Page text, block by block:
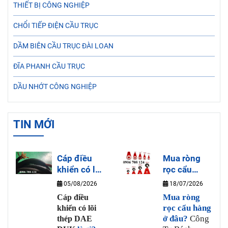
THIẾT BỊ CÔNG NGHIỆP
CHỔI TIẾP ĐIỆN CẦU TRỤC
DẦM BIÊN CẦU TRỤC ĐÀI LOAN
ĐĨA PHANH CẦU TRỤC
DẦU NHỚT CÔNG NGHIỆP
TIN MỚI
Cáp điều
khiển có lõi
thép DAE
DUK là gì?
05/08/2026
Cáp điều
khiển có lõi
thép DAE
Mua ròng
rọc cẩu
hàng ở đâu?
18/07/2026
Mua ròng
rọc cẩu hàng
ở đâu? Công